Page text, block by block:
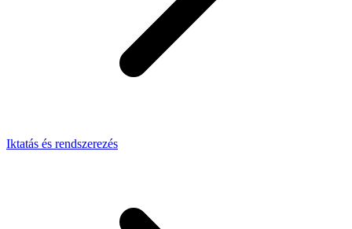
Iktatás és rendszerezés